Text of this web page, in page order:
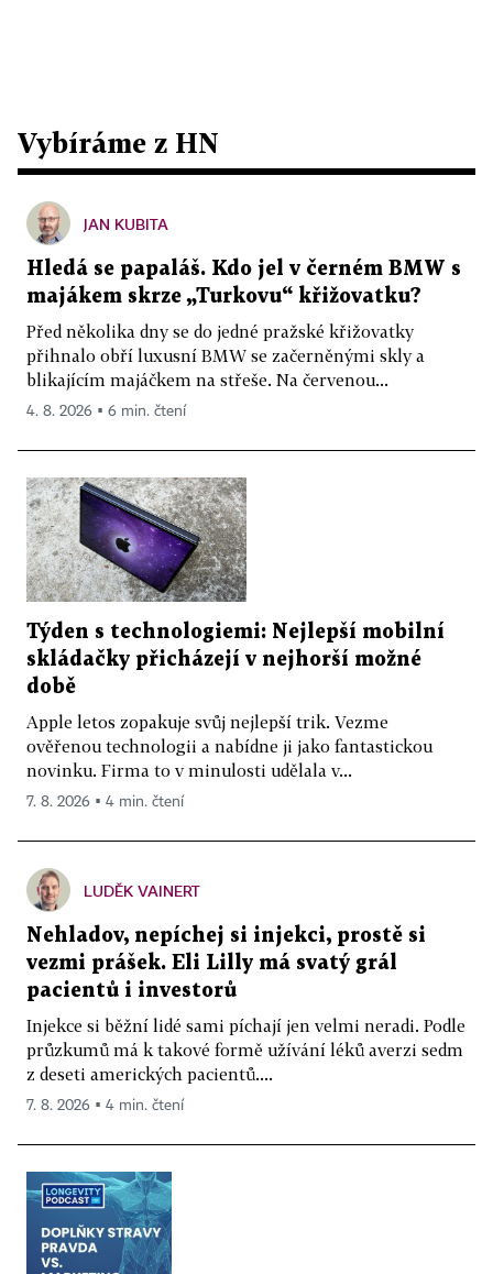
Vybíráme z HN
JAN KUBITA
Hledá se papaláš. Kdo jel v černém BMW s
majákem skrze „Turkovu“ křižovatku?
Před několika dny se do jedné pražské křižovatky
přihnalo obří luxusní BMW se začerněnými skly a
blikajícím majáčkem na střeše. Na červenou...
4. 8. 2026 ▪ 6 min. čtení
Týden s technologiemi: Nejlepší mobilní
skládačky přicházejí v nejhorší možné
době
Apple letos zopakuje svůj nejlepší trik. Vezme
ověřenou technologii a nabídne ji jako fantastickou
novinku. Firma to v minulosti udělala v...
7. 8. 2026 ▪ 4 min. čtení
LUDĚK VAINERT
Nehladov, nepíchej si injekci, prostě si
vezmi prášek. Eli Lilly má svatý grál
pacientů i investorů
Injekce si běžní lidé sami píchají jen velmi neradi. Podle
průzkumů má k takové formě užívání léků averzi sedm
z deseti amerických pacientů....
7. 8. 2026 ▪ 4 min. čtení